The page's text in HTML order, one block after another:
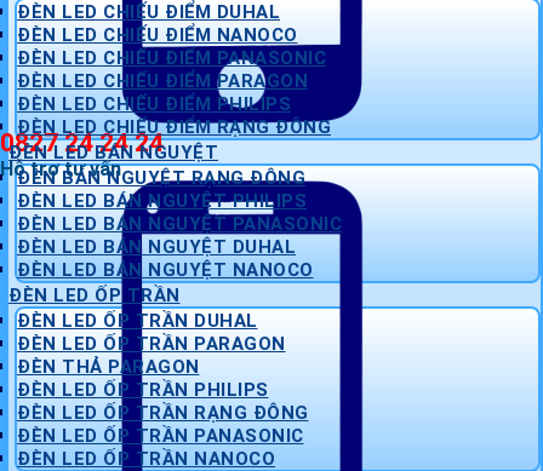
0827 24 24 24
Hỗ trợ tư vấn
ĐÈN LED CHIẾU ĐIỂM DUHAL
ĐÈN LED CHIẾU ĐIỂM NANOCO
ĐÈN LED CHIẾU ĐIỂM PANASONIC
ĐÈN LED CHIẾU ĐIỂM PARAGON
ĐÈN LED CHIẾU ĐIỂM PHILIPS
ĐÈN LED CHIẾU ĐIỂM RẠNG ĐÔNG
ĐÈN LED BÁN NGUYỆT
ĐÈN BÁN NGUYỆT RẠNG ĐÔNG
ĐÈN LED BÁN NGUYỆT PHILIPS
ĐÈN LED BÁN NGUYỆT PANASONIC
ĐÈN LED BÁN NGUYỆT DUHAL
ĐÈN LED BÁN NGUYỆT NANOCO
ĐÈN LED ỐP TRẦN
ĐÈN LED ỐP TRẦN DUHAL
ĐÈN LED ỐP TRẦN PARAGON
ĐÈN THẢ PARAGON
ĐÈN LED ỐP TRẦN PHILIPS
ĐÈN LED ỐP TRẦN RẠNG ĐÔNG
ĐÈN LED ỐP TRẦN PANASONIC
ĐÈN LED ỐP TRẦN NANOCO